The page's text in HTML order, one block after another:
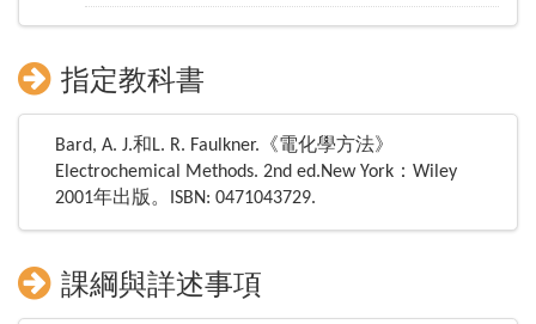
指定教科書
Bard, A. J.和L. R. Faulkner.《電化學方法》
Electrochemical Methods. 2nd ed.New York：Wiley
2001年出版。ISBN: 0471043729.
課綱與詳述事項